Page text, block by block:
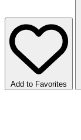
Add to Favorites